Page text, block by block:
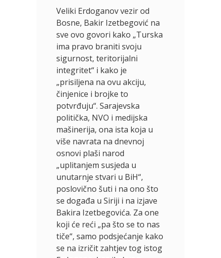
Veliki Erdoganov vezir od
Bosne, Bakir Izetbegović na
sve ovo govori kako „Turska
ima pravo braniti svoju
sigurnost, teritorijalni
integritet“ i kako je
„prisiljena na ovu akciju,
činjenice i brojke to
potvrđuju“. Sarajevska
politička, NVO i medijska
mašinerija, ona ista koja u
više navrata na dnevnoj
osnovi plaši narod
„uplitanjem susjeda u
unutarnje stvari u BiH“,
poslovično šuti i na ono što
se događa u Siriji i na izjave
Bakira Izetbegovića. Za one
koji će reći „pa što se to nas
tiče“, samo podsjećanje kako
se na izričit zahtjev tog istog